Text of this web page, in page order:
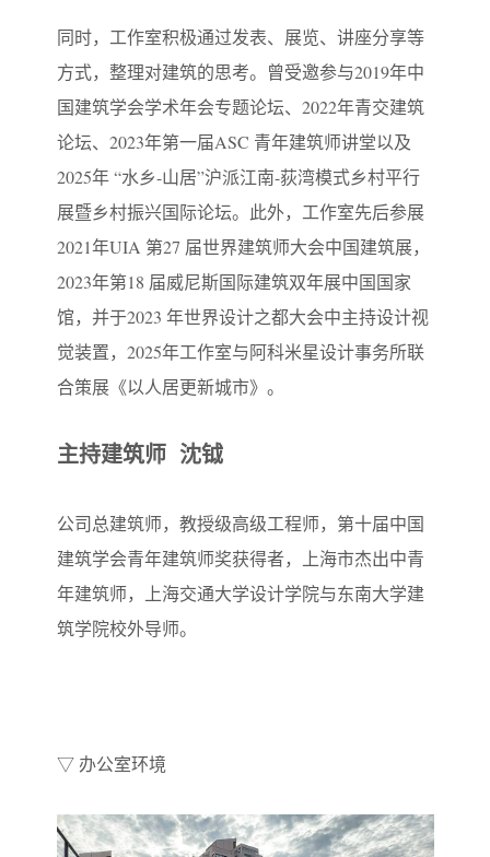
同时，工作室积极通过发表、展览、讲座分享等
方式，整理对建筑的思考。曾受邀参与2019年中
国建筑学会学术年会专题论坛、2022年青交建筑
论坛、2023年第一届ASC 青年建筑师讲堂以及
2025年 “水乡-山居”沪派江南-荻湾模式乡村平行
展暨乡村振兴国际论坛。此外，工作室先后参展
2021年UIA 第27 届世界建筑师大会中国建筑展，
2023年第18 届威尼斯国际建筑双年展中国国家
馆，并于2023 年世界设计之都大会中主持设计视
觉装置，2025年工作室与阿科米星设计事务所联
合策展《以人居更新城市》。
主持建筑师 沈钺
公司总建筑师，教授级高级工程师，第十届中国
建筑学会青年建筑师奖获得者，上海市杰出中青
年建筑师，上海交通大学设计学院与东南大学建
筑学院校外导师。
▽ 办公室环境